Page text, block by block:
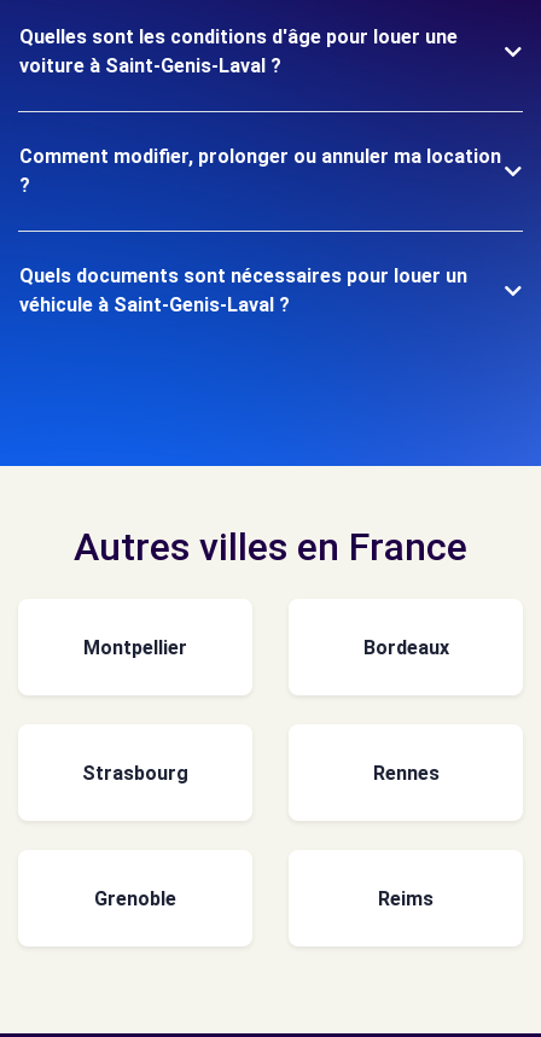
Quelles sont les conditions d'âge pour louer une
voiture à Saint-Genis-Laval ?
Comment modifier, prolonger ou annuler ma location
?
Quels documents sont nécessaires pour louer un
véhicule à Saint-Genis-Laval ?
Autres villes en France
Montpellier Bordeaux
Strasbourg Rennes
Grenoble Reims